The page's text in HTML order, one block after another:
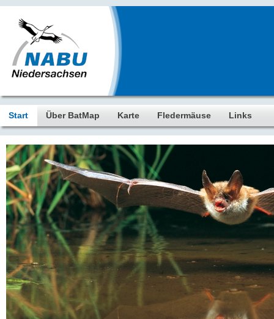
Start Über BatMap Karte Fledermäuse Links